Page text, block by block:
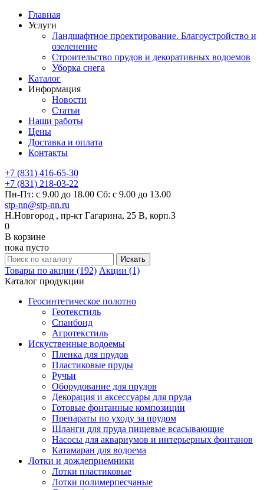
Главная
Услуги
Ландшафтное проектирование. Благоустройство и
озеленение
Строительство прудов и декоративных водоемов
Уборка снега
Каталог
Информация
Новости
Статьи
Наши работы
Цены
Доставка и оплата
Контакты
+7 (831) 416-65-30
+7 (831) 218-03-22
Пн-Пт: с 9.00 до 18.00 Сб: с 9.00 до 13.00
stp-nn@stp-nn.ru
Н.Новгород , пр-кт Гагарина, 25 В, корп.3
0
В корзине
пока пусто
Товары по акции (192) Акции (1)
Каталог продукции
Геосинтетическое полотно
Геотекстиль
Спанбонд
Агротекстиль
Искуственные водоемы
Пленка для прудов
Пластиковые пруды
Ручьи
Оборудование для прудов
Декорация и аксессуары для пруда
Готовые фонтанные композиции
Препараты по уходу за прудом
Шланги для пруда пищевые всасывающие
Насосы для аквариумов и интерьерных фонтанов
Катамаран для водоема
Лотки и дождеприемники
Лотки пластиковые
Лотки полимерпесчаные